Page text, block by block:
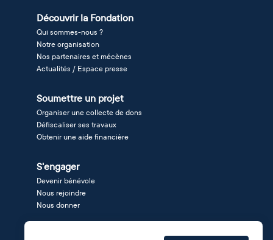
Découvrir la Fondation
Qui sommes-nous ?
Notre organisation
Nos partenaires et mécènes
Actualités / Espace presse
Soumettre un projet
Organiser une collecte de dons
Défiscaliser ses travaux
Obtenir une aide financière
S'engager
Devenir bénévole
Nous rejoindre
Nous donner